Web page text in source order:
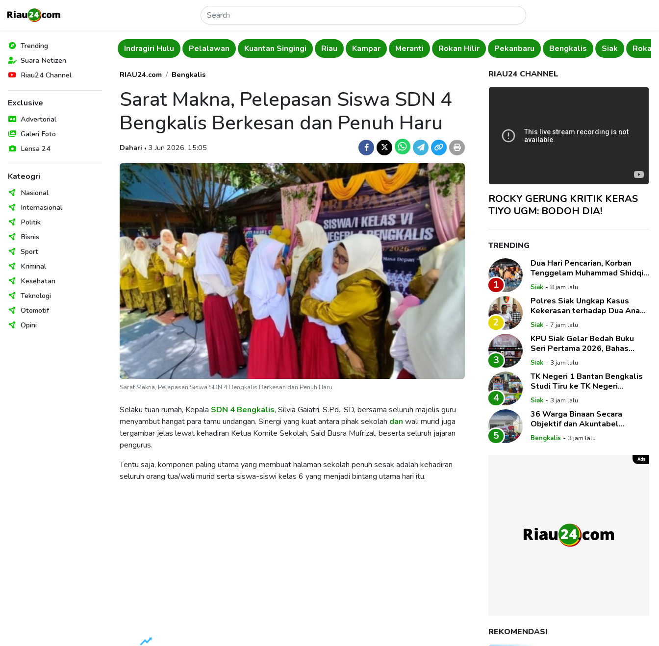
Trending
Suara Netizen
Riau24 Channel
Exclusive
Advertorial
Galeri Foto
Lensa 24
Kateogri
Nasional
Internasional
Politik
Bisnis
Sport
Kriminal
Kesehatan
Teknologi
Otomotif
Opini
Riau Kampar Meranti Rokan Hilir Pekanbaru Bengkalis Siak Rokan
Indragiri Hulu Pelalawan Kuantan Singingi
RIAU24.com Bengkalis
Sarat Makna, Pelepasan Siswa SDN 4
Bengkalis Berkesan dan Penuh Haru
Dahari • 3 Jun 2026, 15:05
Sarat Makna, Pelepasan Siswa SDN 4 Bengkalis Berkesan dan Penuh Haru
​Selaku tuan rumah, Kepala SDN 4 Bengkalis, Silvia Gaiatri, S.Pd., SD, bersama seluruh majelis guru
menyambut hangat para tamu undangan. Sinergi yang kuat antara pihak sekolah dan wali murid juga
tergambar jelas lewat kehadiran Ketua Komite Sekolah, Said Busra Mufrizal, beserta seluruh jajaran
pengurus.
Tentu saja, komponen paling utama yang membuat halaman sekolah penuh sesak adalah kehadiran
seluruh orang tua/wali murid serta siswa-siswi kelas 6 yang menjadi bintang utama hari itu.
RIAU24 CHANNEL
ROCKY GERUNG KRITIK KERAS
TIYO UGM: BODOH DIA!
TRENDING
1
Dua Hari Pencarian, Korban
Tenggelam Muhammad Shidqie
Saputra Akhirnya Ditemukan
Siak - 8 jam lalu
2
Polres Siak Ungkap Kasus
Kekerasan terhadap Dua Anak,
Paman dan Tante Korban Jadi
Tersangka
Siak - 7 jam lalu
3
KPU Siak Gelar Bedah Buku
Seri Pertama 2026, Bahas
Anomali Hak Politik dan
Dinamika Pemilih
Siak - 3 jam lalu
4
TK Negeri 1 Bantan Bengkalis
Studi Tiru ke TK Negeri
Pembina Mempura, Dalami
Implementasi Pembelajaran
Mendalam
Siak - 3 jam lalu
5
36 Warga Binaan Secara
Objektif dan Akuntabel
Mendapat Hak Integrasi
Melalui Sidang
Bengkalis - 3 jam lalu
REKOMENDASI